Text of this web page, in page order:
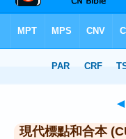
> 創世記 9
◄
現代標點和合本